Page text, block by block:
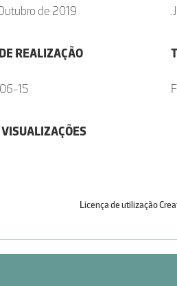
de 2019
REALIZAÇÃO
15
VISUALIZAÇÕES
Licença de utilização